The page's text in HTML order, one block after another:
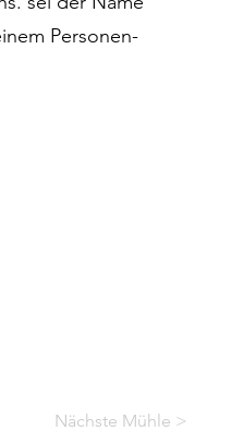
Personen-
Nächste Mühle >